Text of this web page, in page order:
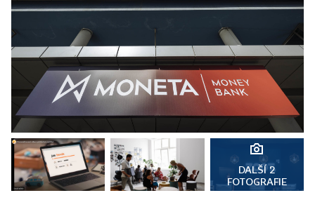
DALŠÍ 2
FOTOGRAFIE